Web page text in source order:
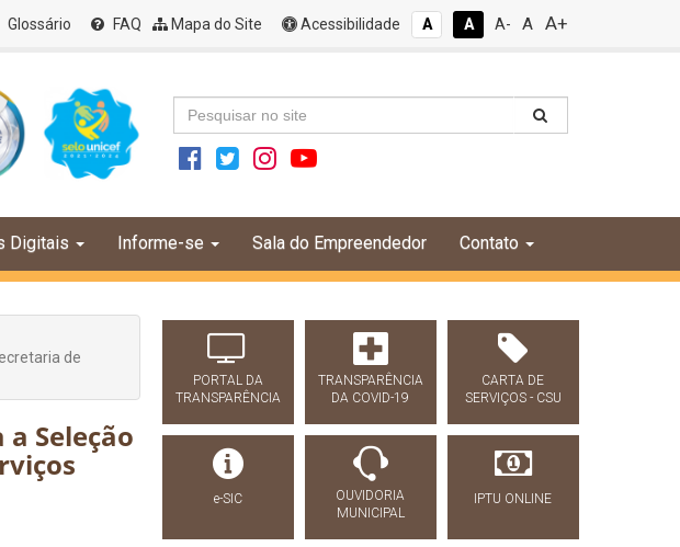
Glossário FAQ Mapa do Site Acessibilidade A A A- A A+
Digitais Informe-se Sala do Empreendedor Contato
de
Seleção
PORTAL DA
TRANSPARÊNCIA
TRANSPARÊNCIA
DA COVID-19
CARTA DE
SERVIÇOS - CSU
e-SIC
OUVIDORIA
MUNICIPAL
IPTU ONLINE